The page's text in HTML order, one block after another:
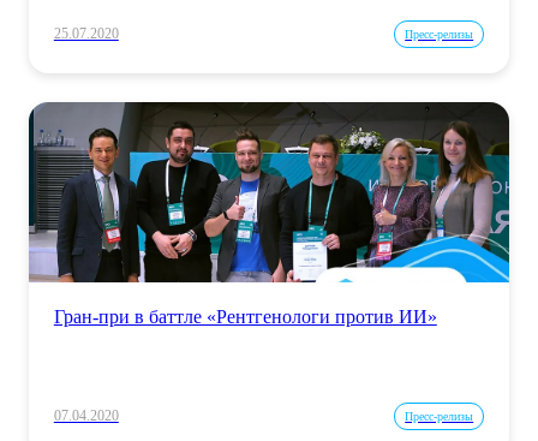
25.07.2020 Пресс-релизы
Гран-при в баттле «Рентгенологи против ИИ»
07.04.2020 Пресс-релизы